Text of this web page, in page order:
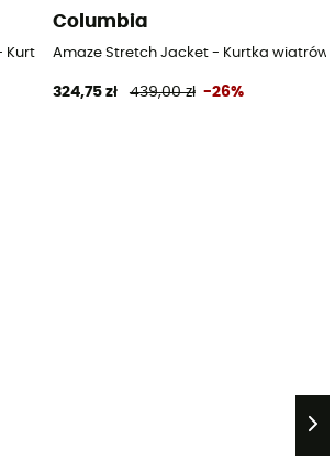
Kurtka wiatrówka damska
Columbia
Amaze Stretch Jacket - Kurtka
324,75 zł 439,00 zł -26%